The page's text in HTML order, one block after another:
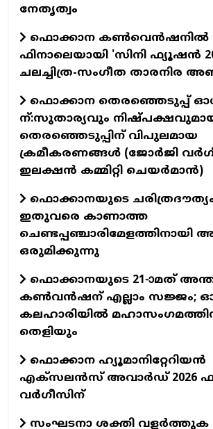
നേതൃത്വം
ഫൊക്കാന കണ്‍വെന്‍ഷനില്‍
ഫിനാലെയായി 'സിനി ഫ്യൂഷന്‍
ചലച്ചിത്ര-സംഗീത താരനിര
ഫൊക്കാന തെരഞ്ഞെടുപ്പ്
ന്:സുതാര്യവും
തെരഞ്ഞെടുപ്പിന് വിപുലമായ
ക്രമീകരണങ്ങൾ (ജോർജി
ഇലക്ഷൻ കമ്മിറ്റി ചെയർമാൻ)
ഫൊക്കാനയുടെ
ഇതുവരെ കാണാത്ത
ചെണ്ടപ്പഞ്ചാരിമേളത്തിനായി
ഒരുമിക്കുന്നു
ഫൊക്കാനയുടെ 21-ാമത്
കൺവൻഷന് എല്ലാം സജ്ജം;
കലഹാരിയിൽ
തെളിയും
ഫൊക്കാന ഹ്യൂമാനിറ്റേറിയന്‍
എക്‌സലന്‍സ് അവാര്‍ഡ് 2026
വര്‍ഗീസിന്
സംഘടനാ ശക്തി വളർത്തുക